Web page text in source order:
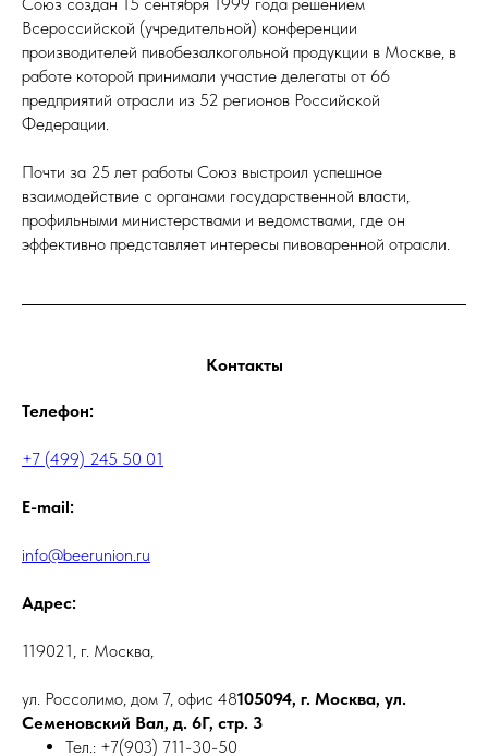
Всероссийской (учредительной) конференции
производителей пивобезалкогольной продукции в Москве, в
работе которой принимали участие делегаты от 66
предприятий отрасли из 52 регионов Российской
Федерации.
Почти за 25 лет работы Союз выстроил успешное
взаимодействие с органами государственной власти,
профильными министерствами и ведомствами, где он
эффективно представляет интересы пивоваренной отрасли.
Контакты
Телефон:
+7 (499) 245 50 01
E-mail:
info@beerunion.ru
Адрес:
119021, г. Москва,
ул. Россолимо, дом 7, офис 48105094, г. Москва, ул.
Семеновский Вал, д. 6Г, стр. 3
Тел.: +7(903) 711-30-50